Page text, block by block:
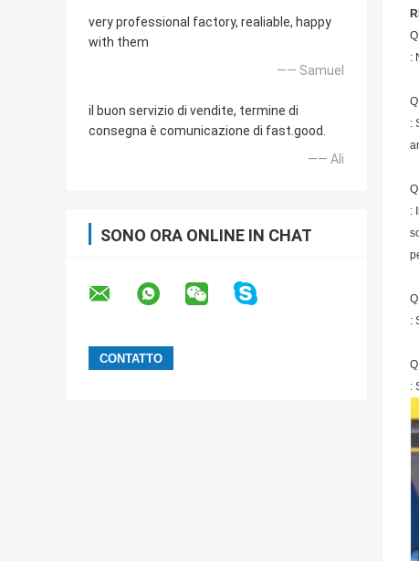
very professional factory, realiable, happy
with them
—— Samuel
il buon servizio di vendite, termine di
consegna è comunicazione di fast.good.
—— Ali
SONO ORA ONLINE IN CHAT
:
:
:
:
: